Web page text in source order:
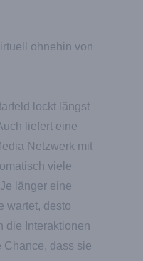
ohnehin von
lockt längst
liefert eine
Netzwerk mit
viele
länger eine
wartet, desto
die Interaktionen
Chance, dass sie